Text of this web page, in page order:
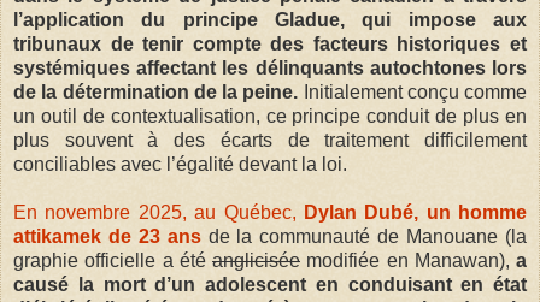
l’application du principe Gladue, qui impose aux
tribunaux de tenir compte des facteurs historiques et
systémiques affectant les délinquants autochtones lors
de la détermination de la peine. Initialement conçu comme
un outil de contextualisation, ce principe conduit de plus en
plus souvent à des écarts de traitement difficilement
conciliables avec l’égalité devant la loi.
En novembre 2025, au Québec, Dylan Dubé, un homme
attikamek de 23 ansde la communauté de Manouane (la
graphie officielle a été anglicisée modifiée en Manawan), a
causé la mort d’un adolescent en conduisant en état